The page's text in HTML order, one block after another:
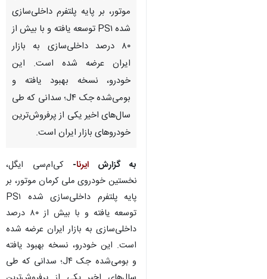
موتور، بر پایه پلتفرم داخلی‌سازی
شده PS۱ توسعه یافته و با بیش از
۸۰ درصد داخلی‌سازی به بازار
ایران عرضه شده است. این
خودرو، نسخه بهبود یافته و
بومی‌شده جک J۴؛ سدانی که طی
سال‌های اخیر یکی از پرفروش‌ترین
خودروهای بازار ایران است.
به گزارش ایرنا- کی‌ام‌سی ایگل،
نخستین خودروی ملی کرمان موتور، بر
پایه پلتفرم داخلی‌سازی شده PS۱
توسعه یافته و با بیش از ۸۰ درصد
داخلی‌سازی به بازار ایران عرضه شده
است. این خودرو، نسخه بهبود یافته
و بومی‌شده جک J۴؛ سدانی که طی